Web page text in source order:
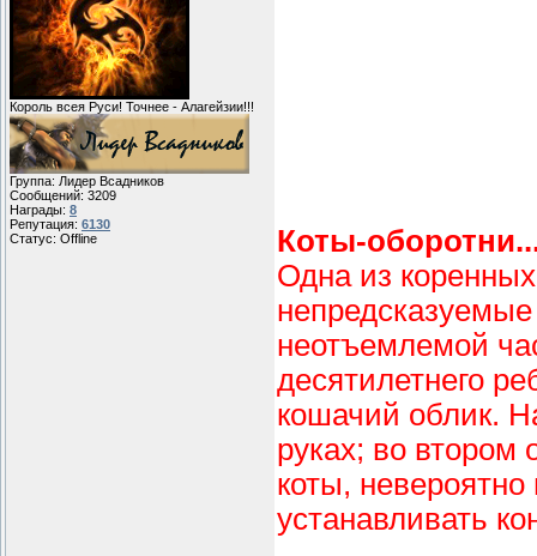
Король всея Руси! Точнее - Алагейзии!!!
Группа: Лидер Всадников
Сообщений: 3209
Награды: 8
Репутация: 6130
Статус: Offline
Коты-
Одна из
неотъемлемой
десятилетнего
кошачий облик.
руках; во втором
коты,
устанавливать